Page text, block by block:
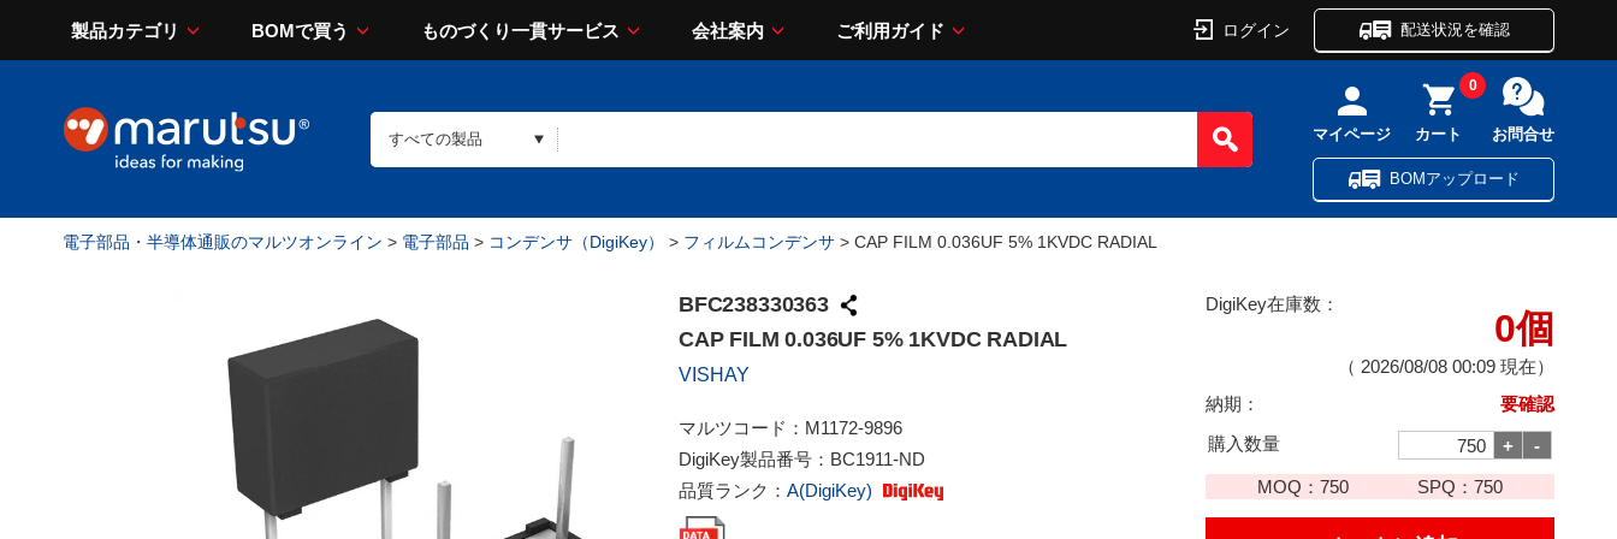
製品カテゴリ BOMで買う ものづくり一貫サービス 会社案内 ご利用ガイド ログイン 配送状況を確認
マイページ カート
0
お問合せ
BOMアップロード
電子部品・半導体通販のマルツオンライン > 電子部品 > コンデンサ（DigiKey） > フィルムコンデンサ > CAP FILM 0.036UF 5% 1KVDC RADIAL
BFC238330363
CAP FILM 0.036UF 5% 1KVDC RADIAL
VISHAY
マルツコード： M1172-9896
DigiKey製品番号： BC1911-ND
品質ランク： A(DigiKey)
DigiKey在庫数：
0個
（ 2026/08/08 00:09 現在）
納期：
要確認
購入数量
MOQ：750 SPQ： 750